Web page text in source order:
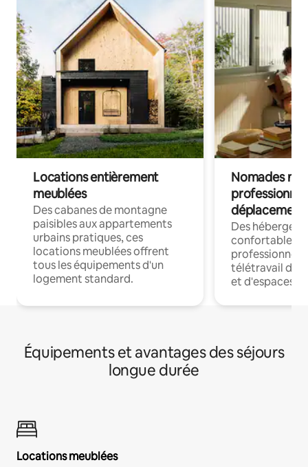
Locations entièrement
meublées
Des cabanes de montagne
paisibles aux appartements
urbains pratiques, ces
locations meublées offrent
tous les équipements d'un
logement standard.
Nomades
déplacement
Des
confortables
professionnels
télétravail
et d'espaces
Équipements et avantages des séjours
longue durée
Locations meublées